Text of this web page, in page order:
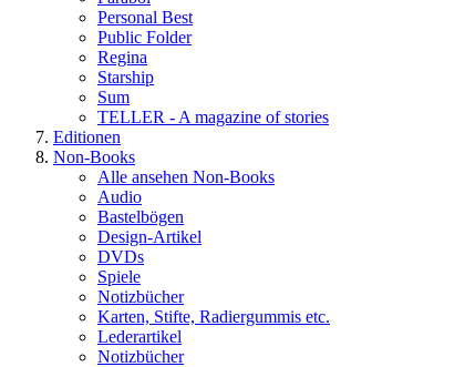
Personal Best
Public Folder
Regina
Starship
Sum
TELLER - A magazine of stories
Editionen
Non-Books
Alle ansehen Non-Books
Audio
Bastelbögen
Design-Artikel
DVDs
Spiele
Notizbücher
Karten, Stifte, Radiergummis etc.
Lederartikel
Notizbücher